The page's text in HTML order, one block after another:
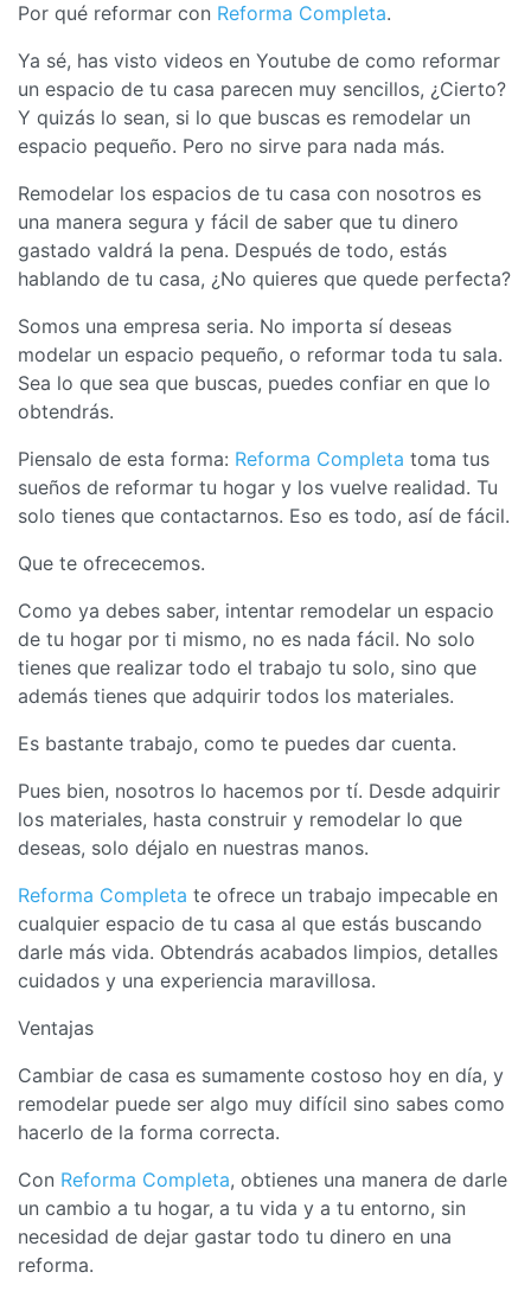
Por qué reformar con Reforma Completa.
Ya sé, has visto videos en Youtube de como reformar
un espacio de tu casa parecen muy sencillos, ¿Cierto?
Y quizás lo sean, si lo que buscas es remodelar un
espacio pequeño. Pero no sirve para nada más.
Remodelar los espacios de tu casa con nosotros es
una manera segura y fácil de saber que tu dinero
gastado valdrá la pena. Después de todo, estás
hablando de tu casa, ¿No quieres que quede perfecta?
Somos una empresa seria. No importa sí deseas
modelar un espacio pequeño, o reformar toda tu sala.
Sea lo que sea que buscas, puedes confiar en que lo
obtendrás.
Piensalo de esta forma: Reforma Completa toma tus
sueños de reformar tu hogar y los vuelve realidad. Tu
solo tienes que contactarnos. Eso es todo, así de fácil.
Que te ofrececemos.
Como ya debes saber, intentar remodelar un espacio
de tu hogar por ti mismo, no es nada fácil. No solo
tienes que realizar todo el trabajo tu solo, sino que
además tienes que adquirir todos los materiales.
Es bastante trabajo, como te puedes dar cuenta.
Pues bien, nosotros lo hacemos por tí. Desde adquirir
los materiales, hasta construir y remodelar lo que
deseas, solo déjalo en nuestras manos.
Reforma Completa te ofrece un trabajo impecable en
cualquier espacio de tu casa al que estás buscando
darle más vida. Obtendrás acabados limpios, detalles
cuidados y una experiencia maravillosa.
Ventajas
Cambiar de casa es sumamente costoso hoy en día, y
remodelar puede ser algo muy difícil sino sabes como
hacerlo de la forma correcta.
Con Reforma Completa, obtienes una manera de darle
un cambio a tu hogar, a tu vida y a tu entorno, sin
necesidad de dejar gastar todo tu dinero en una
reforma.